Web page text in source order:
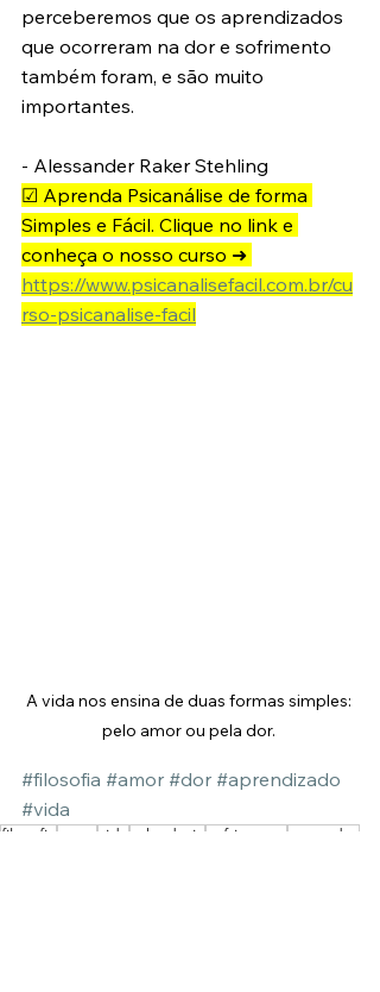
perceberemos que os aprendizados
que ocorreram na dor e sofrimento
também foram, e são muito
importantes.
- Alessander Raker Stehling
☑ Aprenda Psicanálise de forma
Simples e Fácil. Clique no link e
conheça o nosso curso ➜
https://www.psicanalisefacil.com.br/cu
rso-psicanalise-facil
A vida nos ensina de duas formas simples:
pelo amor ou pela dor.
#filosofia #amor #dor #aprendizado
#vida
filosofia vida sabedoria sofrimento
aprender